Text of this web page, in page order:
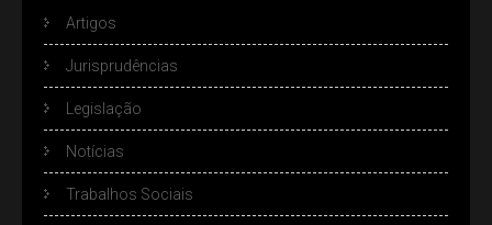
Artigos
Jurisprudências
Legislação
Notícias
Trabalhos Sociais